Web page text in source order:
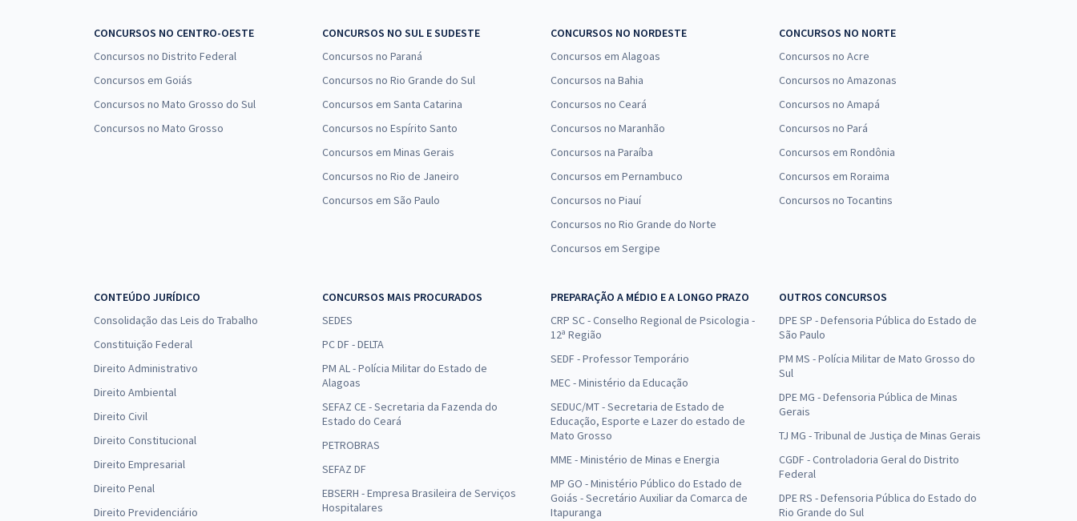
CONCURSOS NO CENTRO-OESTE
Concursos no Distrito Federal
Concursos em Goiás
Concursos no Mato Grosso do Sul
Concursos no Mato Grosso
CONCURSOS NO SUL E SUDESTE
Concursos no Paraná
Concursos no Rio Grande do Sul
Concursos em Santa Catarina
Concursos no Espírito Santo
Concursos em Minas Gerais
Concursos no Rio de Janeiro
Concursos em São Paulo
CONCURSOS NO NORDESTE
Concursos em Alagoas
Concursos na Bahia
Concursos no Ceará
Concursos no Maranhão
Concursos na Paraíba
Concursos em Pernambuco
Concursos no Piauí
Concursos no Rio Grande do Norte
Concursos em Sergipe
CONCURSOS NO NORTE
Concursos no Acre
Concursos no Amazonas
Concursos no Amapá
Concursos no Pará
Concursos em Rondônia
Concursos em Roraima
Concursos no Tocantins
CONTEÚDO JURÍDICO
Consolidação das Leis do Trabalho
Constituição Federal
Direito Administrativo
Direito Ambiental
Direito Civil
Direito Constitucional
Direito Empresarial
Direito Penal
Direito Previdenciário
CONCURSOS MAIS PROCURADOS
SEDES
PC DF - DELTA
PM AL - Polícia Militar do Estado de
Alagoas
SEFAZ CE - Secretaria da Fazenda do
Estado do Ceará
PETROBRAS
SEFAZ DF
EBSERH - Empresa Brasileira de Serviços
Hospitalares
PREPARAÇÃO A MÉDIO E A LONGO PRAZO
CRP SC - Conselho Regional de Psicologia -
12ª Região
SEDF - Professor Temporário
MEC - Ministério da Educação
SEDUC/MT - Secretaria de Estado de
Educação, Esporte e Lazer do estado de
Mato Grosso
MME - Ministério de Minas e Energia
MP GO - Ministério Público do Estado de
Goiás - Secretário Auxiliar da Comarca de
Itapuranga
OUTROS CONCURSOS
DPE SP - Defensoria Pública do Estado de
São Paulo
PM MS - Polícia Militar de Mato Grosso do
Sul
DPE MG - Defensoria Pública de Minas
Gerais
TJ MG - Tribunal de Justiça de Minas Gerais
CGDF - Controladoria Geral do Distrito
Federal
DPE RS - Defensoria Pública do Estado do
Rio Grande do Sul